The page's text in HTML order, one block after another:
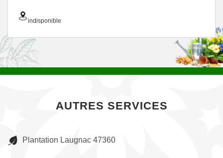
indisponible
AUTRES SERVICES
Plantation Laugnac 47360